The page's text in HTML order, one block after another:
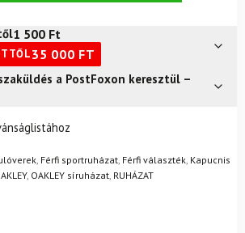
1 500 Ft
35 000 FT
a PostFoxon keresztül –
Semmi gond – a terméket
14 napon belül, indoklás nélkül.
feltételei?Férfi sportruházat Férfi választék Kapucnis
, OAKLEY síruházat RUHÁZAT